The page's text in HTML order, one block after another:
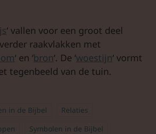
‘ vallen voor een groot deel
raakvlakken met
‘ en ‘bron‘. De ‘woestijn‘ vormt
tegenbeeld van de tuin.
in de Bijbel
Relaties
Symbolen in de Bijbel